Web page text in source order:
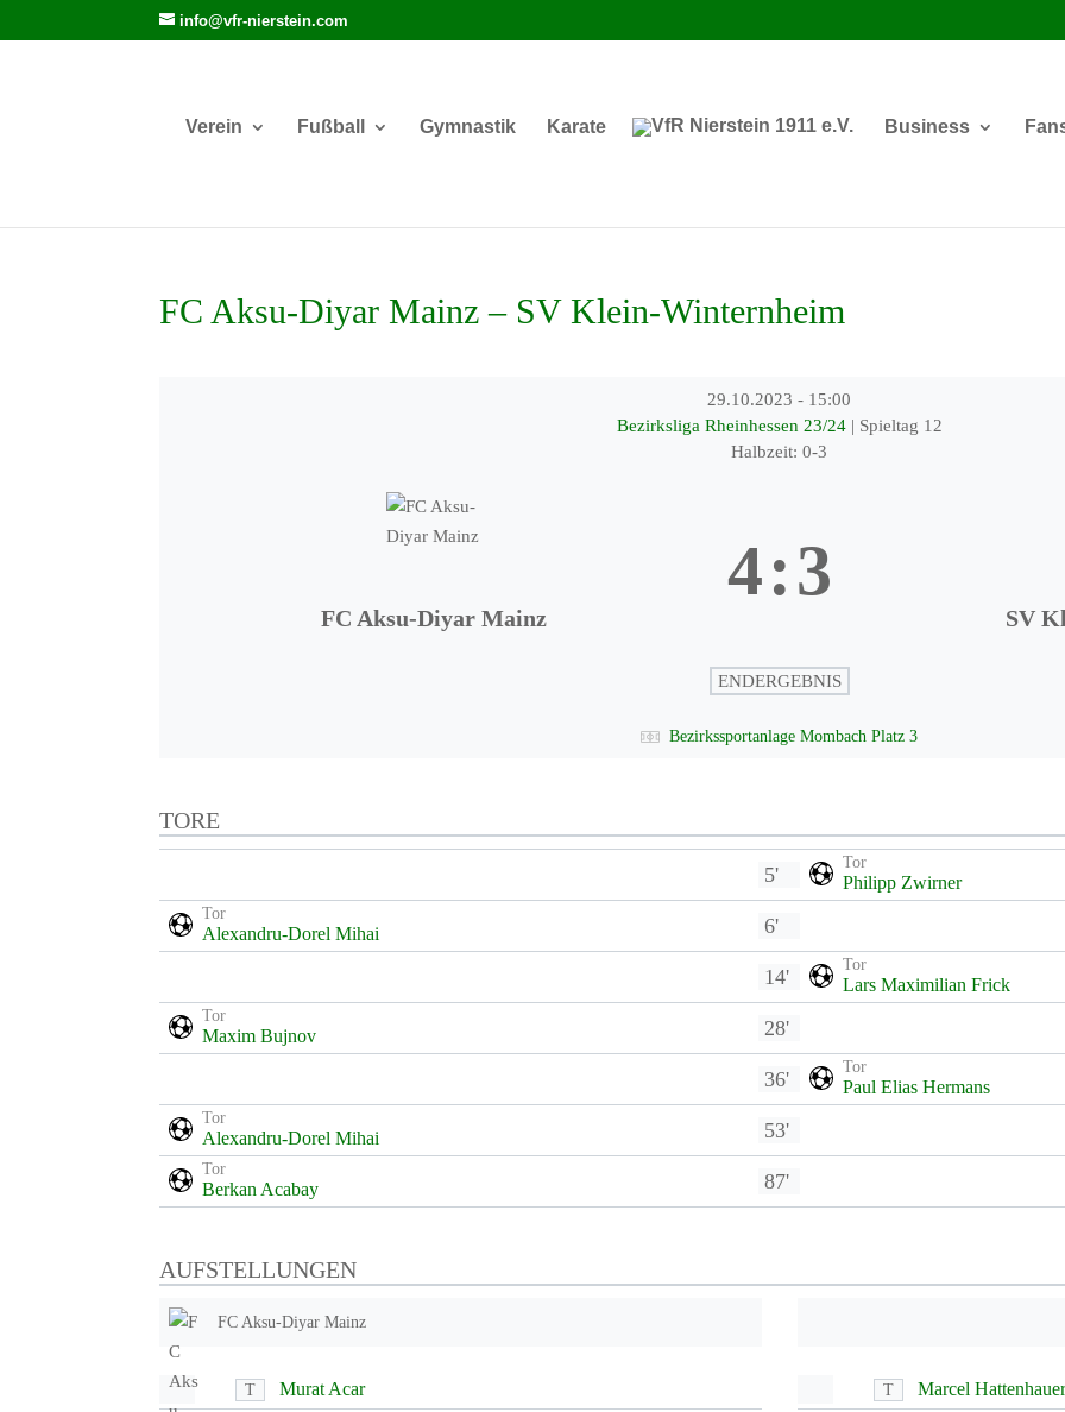
info@vfr-nierstein.com
Verein Fußball Gymnastik Karate Business
FC Aksu-Diyar Mainz – SV Klein-Winternheim
29.10.2023 - 15:00
Bezirksliga Rheinhessen 23/24 | Spieltag 12
Halbzeit: 0-3
FC Aksu-Diyar Mainz
4:3
SV
ENDERGEBNIS
Bezirkssportanlage Mombach Platz 3
TORE
5'
Tor
Philipp Zwirner
Tor
Alexandru-Dorel Mihai 6'
14'
Tor
Lars Maximilian Frick
Tor
Maxim Bujnov 28'
36'
Tor
Paul Elias Hermans
Tor
Alexandru-Dorel Mihai 53'
Tor
Berkan Acabay 87'
AUFSTELLUNGEN
FC Aksu-Diyar Mainz
T Murat Acar T Marcel Hattenhauer